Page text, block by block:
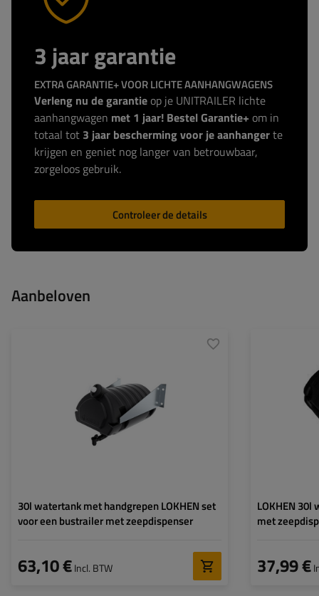
3 jaar garantie
EXTRA GARANTIE+ VOOR LICHTE AANHANGWAGENS
Verleng nu de garantie op je UNITRAILER lichte
aanhangwagen met 1 jaar! Bestel Garantie+ om in
totaal tot 3 jaar bescherming voor je aanhangerte
krijgen en geniet nog langer van betrouwbaar,
zorgeloos gebruik.
Controleer de details
Aanbeloven
30l watertank met handgrepen LOKHEN set
voor een bustrailer met zeepdispenser
63,10 €Incl. BTW
LOKHEN
met
37,99 €
Toegestaan